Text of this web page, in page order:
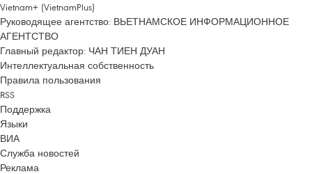
Vietnam+ (VietnamPlus)
Руководящее агентство: ВЬЕТНАМСКОЕ ИНФОРМАЦИОННОЕ
АГЕНТСТВО
Главный редактор: ЧАН ТИЕН ДУАН
Интеллектуальная собственность
Правила пользования
RSS
Поддержка
Языки
ВИА
Служба новостей
Реклама